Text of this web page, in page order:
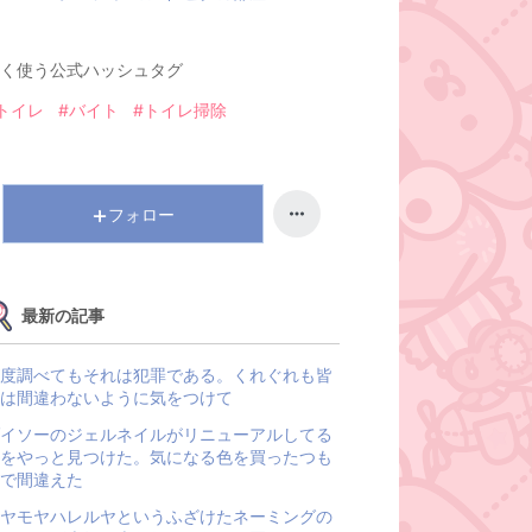
使う公式ハッシュタグ
イレ #バイト #トイレ掃除
フォロー
最新の記事
調べてもそれは犯罪である。くれぐれも皆
間違わないように気をつけて
ソーのジェルネイルがリニューアルしてる
やっと見つけた。気になる色を買ったつも
間違えた
モヤハレルヤというふざけたネーミングの